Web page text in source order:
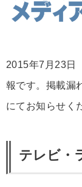
2015年7月23日
報です。掲載漏
にてお知らせく
テレビ・